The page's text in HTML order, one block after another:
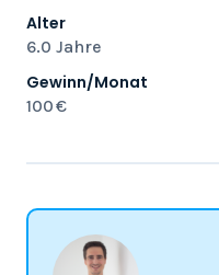
Alter
6.0 Jahre
Gewinn/Monat
100 €